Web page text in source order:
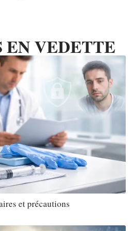
VEDETTE
et précautions